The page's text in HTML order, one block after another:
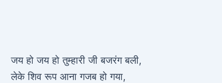
जय हो जय हो तुम्हारी जी बजरंग बली,
लेके शिव रूप आना गजब हो गया,